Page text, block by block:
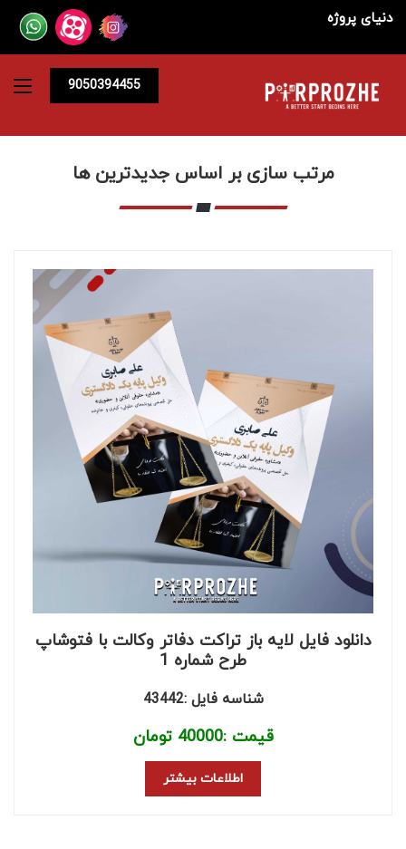
دنیای پروژه
9050394455
مرتب سازی بر اساس جدیدترین ها
دانلود فایل لایه باز تراکت دفاتر وکالت با فتوشاپ
طرح شماره 1
شناسه فایل :43442
قیمت :40000 تومان
اطلاعات بیشتر